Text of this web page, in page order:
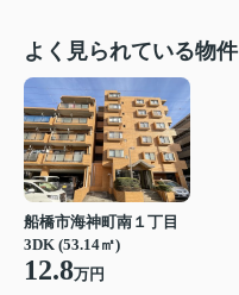
よく見られている物件
船橋市海神町南１丁目
3DK (53.14㎡)
12.8万円